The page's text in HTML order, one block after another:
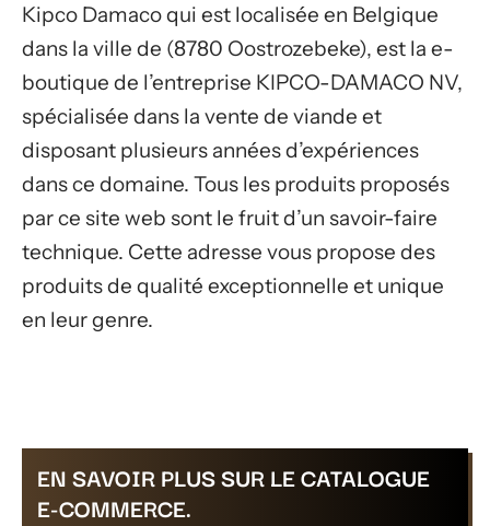
Kipco Damaco qui est localisée en Belgique
dans la ville de (8780 Oostrozebeke), est la e-
boutique de l’entreprise KIPCO-DAMACO NV,
spécialisée dans la vente de viande et
disposant plusieurs années d’expériences
dans ce domaine. Tous les produits proposés
par ce site web sont le fruit d’un savoir-faire
technique. Cette adresse vous propose des
produits de qualité exceptionnelle et unique
en leur genre.
EN SAVOIR PLUS SUR LE CATALOGUE
E-COMMERCE.